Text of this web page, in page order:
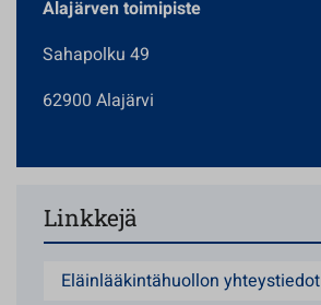
Alajärven toimipiste
Sahapolku 49
62900 Alajärvi
Linkkejä
Eläinlääkintähuollon yhteystiedot